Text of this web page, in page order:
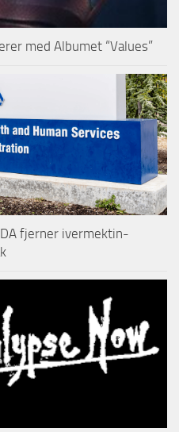
med Albumet “Values”
fjerner ivermektin-